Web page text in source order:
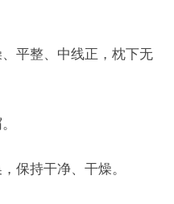
平整、中线正，枕下无
持干净、干燥。